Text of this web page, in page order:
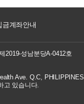
금계좌안내
2019-성남분당A-0412호
Ave. Q.C, PHILIPPINES
고 있습니다.